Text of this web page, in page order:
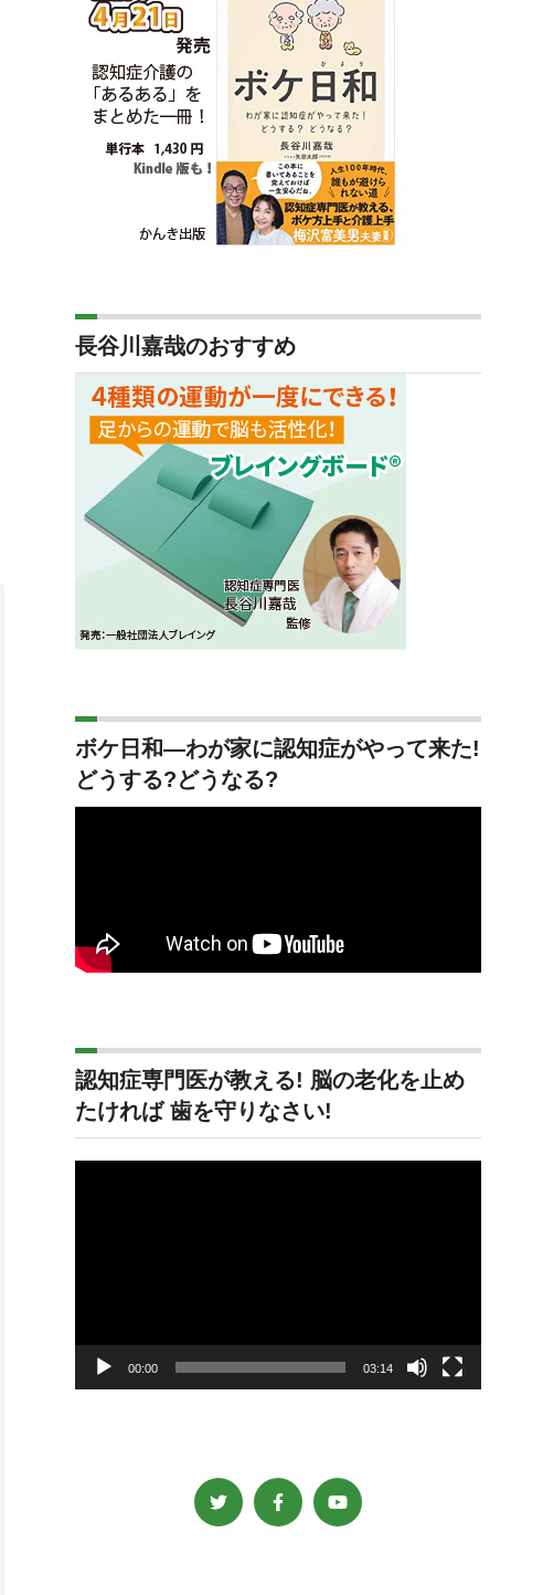
長谷川嘉哉のおすすめ
ボケ日和―わが家に認知症がやって来た!
どうする?どうなる?
認知症専門医が教える! 脳の老化を止め
たければ 歯を守りなさい!
00:00 03:14